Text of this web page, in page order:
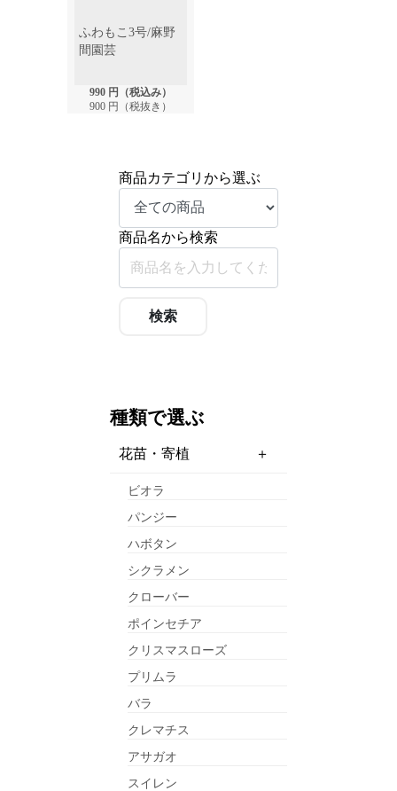
ふわもこ3号/麻野
間園芸
990 円（税込み）
900 円（税抜き）
商品カテゴリから選ぶ
商品名から検索
種類で選ぶ
花苗・寄植
ビオラ
パンジー
ハボタン
シクラメン
クローバー
ポインセチア
クリスマスローズ
プリムラ
バラ
クレマチス
アサガオ
スイレン